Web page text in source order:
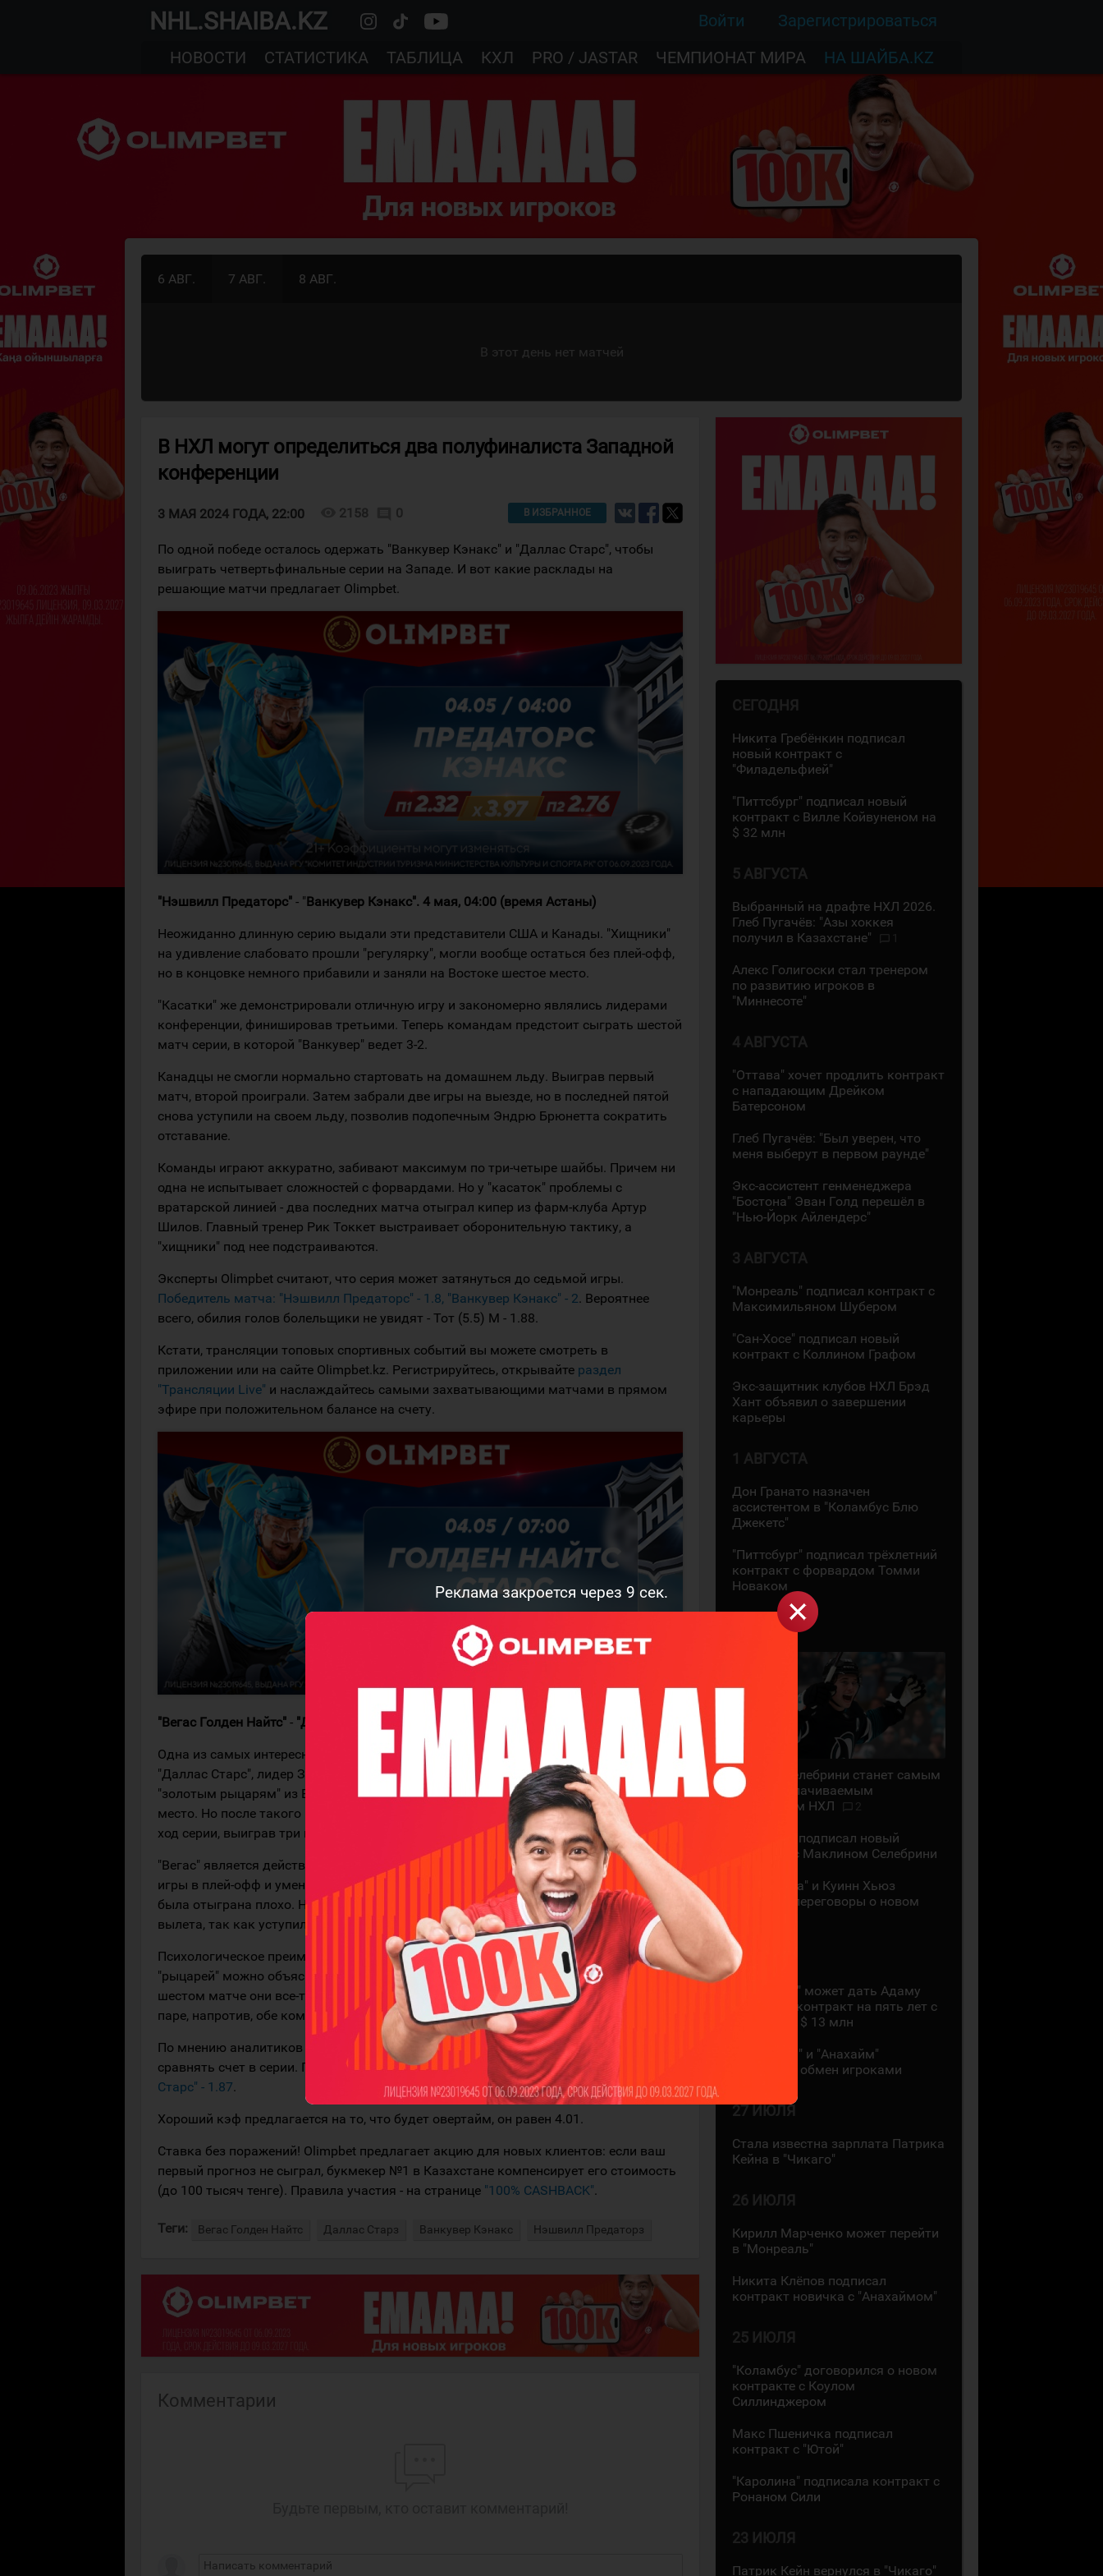
Реклама закроется через 8 сек.
NHL.SHAIBA.KZ Войти
Зарегистрироваться
НОВОСТИ
СТАТИСТИКА ТАБЛИЦА КХЛ PRO / JASTAR ЧЕМПИОНАТ МИРА НА ШАЙБА.KZ
6 АВГ. 7 АВГ. 8 АВГ.
В этот день нет матчей
В НХЛ могут определиться два полуфиналиста Западной
конференции
3 МАЯ 2024 ГОДА, 22:00 2158 0 В ИЗБРАННОЕ
По одной победе осталось одержать "Ванкувер Кэнакс" и "Даллас Старс", чтобы
выиграть четвертьфинальные серии на Западе. И вот какие расклады на
решающие матчи предлагает Olimpbet.
"Нэшвилл Предаторс" - "Ванкувер Кэнакс". 4 мая, 04:00 (время Астаны)
Неожиданно длинную серию выдали эти представители США и Канады. "Хищники"
на удивление слабовато прошли "регулярку", могли вообще остаться без плей-офф,
но в концовке немного прибавили и заняли на Востоке шестое место.
"Касатки" же демонстрировали отличную игру и закономерно являлись лидерами
конференции, финишировав третьими. Теперь командам предстоит сыграть шестой
матч серии, в которой "Ванкувер" ведет 3-2.
Канадцы не смогли нормально стартовать на домашнем льду. Выиграв первый
матч, второй проиграли. Затем забрали две игры на выезде, но в последней пятой
снова уступили на своем льду, позволив подопечным Эндрю Брюнетта сократить
отставание.
Команды играют аккуратно, забивают максимум по три-четыре шайбы. Причем ни
одна не испытывает сложностей с форвардами. Но у "касаток" проблемы с
вратарской линией - два последних матча отыграл кипер из фарм-клуба Артур
Шилов. Главный тренер Рик Токкет выстраивает оборонительную тактику, а
"хищники" под нее подстраиваются.
Эксперты Olimpbet считают, что серия может затянуться до седьмой игры.
Победитель матча: "Нэшвилл Предаторс" - 1.8, "Ванкувер Кэнакс" - 2. Вероятнее
всего, обилия голов болельщики не увидят - Тот (5.5) М - 1.88.
Кстати, трансляции топовых спортивных событий вы можете смотреть в
приложении или на сайте Olimpbet.kz. Регистрируйтесь, открывайте раздел
"Трансляции Live" и наслаждайтесь самыми захватывающими матчами в прямом
эфире при положительном балансе на счету.
"Вегас Голден Найтс" - "Даллас Старс". 4 мая, 07:00
Одна из самых интересных серий первого раунда плейф-офф близится к развязке.
"Даллас Старс", лидер Западной конференции, проиграл два стартовых матча
"золотым рыцарям" из Вегаса, которые залетели в последний вагон, заняв восьмое
место. Но после такого провала "звезды" смогли взять себя в руки и перевернуть
ход серии, выиграв три встречи подряд.
"Вегас" является действующим обладателем Кубка Стэнли - вот откуда такой опыт
игры в плей-офф и умение навязать свою игру фавориту, даже если "регулярка"
была отыграна плохо. Но теперь подопечные Брюса Кэссиди находятся на грани
вылета, так как уступили и в двух матчах на своем льду, и в последнем на выезде.
Психологическое преимущество на стороне "Далласа", однако такой провал
"рыцарей" можно объяснить большим количеством травмированных игроков. А в
шестом матче они все-таки могут воспользоваться тем, что играют дома. В этой
паре, напротив, обе команды не отсиживаются у ворот, а рвутся в атаку.
По мнению аналитиков Olimpbet, у "Вегаса" есть все шансы вернуть интригу и
сравнять счет в серии. Победитель матча:"Вегас Голден Найтс" - 1.92, "Даллас
Старс" - 1.87.
Хороший кэф предлагается на то, что будет овертайм, он равен 4.01.
Ставка без поражений! Olimpbet предлагает акцию для новых клиентов: если ваш
первый прогноз не сыграл, букмекер №1 в Казахстане компенсирует его стоимость
(до 100 тысяч тенге). Правила участия - на странице "100% CASHBACK".
Теги: Вегас Голден Найтс Даллас Старз Ванкувер Кэнакс Нэшвилл Предаторз
Комментарии
СЕГОДНЯ
Никита Гребёнкин подписал
новый контракт с
"Филадельфией"
"Питтсбург" подписал новый
контракт с Вилле Койвуненом на
$ 32 млн
5 АВГУСТА
Выбранный на драфте НХЛ 2026.
Глеб Пугачёв: "Азы хоккея
получил в Казахстане"
Алекс Голигоски стал тренером
по развитию игроков в
"Миннесоте"
4 АВГУСТА
"Оттава" хочет продлить контракт
с нападающим Дрейком
Батерсоном
Глеб Пугачёв: "Был уверен, что
меня выберут в первом раунде"
Экс-ассистент генменеджера
"Бостона" Эван Голд перешёл в
"Нью-Йорк Айлендерс"
3 АВГУСТА
"Монреаль" подписал контракт с
Максимильяном Шубером
"Сан-Хосе" подписал новый
контракт с Коллином Графом
Экс-защитник клубов НХЛ Брэд
Хант объявил о завершении
карьеры
1 АВГУСТА
Дон Гранато назначен
ассистентом в "Коламбус Блю
Джекетс"
"Питтсбург" подписал трёхлетний
контракт с форвардом Томми
Новаком
29 ИЮЛЯ
Маклин Селебрини станет самым
высокооплачиваемым
хоккеистом НХЛ
"Сан-Хосе" подписал новый
контракт с Маклином Селебрини
"Миннесота" и Куинн Хьюз
проведут переговоры о новом
28 ИЮЛЯ
"Коламбус" может дать Адаму
Фантилли контракт на пять лет с
зарплатой $ 13 млн
"Монреаль" и "Анахайм"
произвели обмен игроками
27 ИЮЛЯ
Стала известна зарплата Патрика
Кейна в "Чикаго"
26 ИЮЛЯ
Кирилл Марченко может перейти
в "Монреаль"
Никита Клёпов подписал
контракт новичка с "Анахаймом"
25 ИЮЛЯ
"Коламбус" договорился о новом
контракте с Коулом
Силлинджером
Макс Пшеничка подписал
контракт с "Ютой"
"Каролина" подписала контракт с
Ронаном Сили
23 ИЮЛЯ
Патрик Кейн вернулся в "Чикаго"